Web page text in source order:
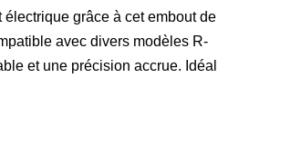
grâce à cet embout de
avec divers modèles R-
et une précision accrue. Idéal